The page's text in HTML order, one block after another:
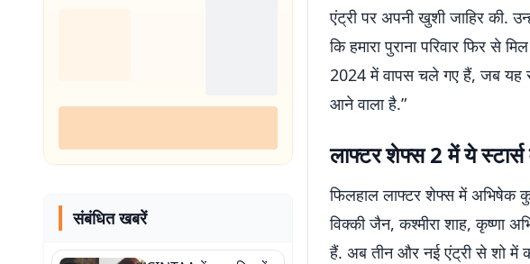
संबंधित खबरें
एंट्री पर अपनी खुशी जाहिर की.
कि हमारा पुराना परिवार फिर से
2024 में वापस चले गए हैं, जब यह
आने वाला है.”
लाफ्टर शेफ्स 2 में ये
फिलहाल लाफ्टर शेफ्स में अभिषेक
विक्की जैन, कश्मीरा शाह, कृष्णा
हैं. अब तीन और नई एंट्री से शो में